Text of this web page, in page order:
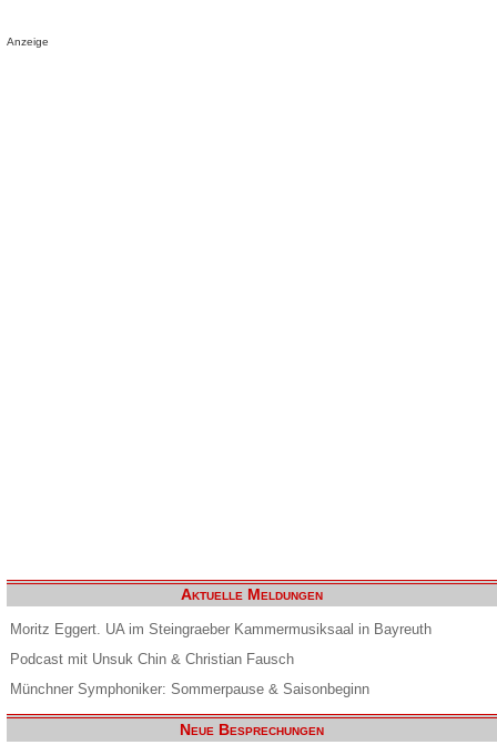
Anzeige
Aktuelle Meldungen
Moritz Eggert. UA im Steingraeber Kammermusiksaal in Bayreuth
Podcast mit Unsuk Chin & Christian Fausch
Münchner Symphoniker: Sommerpause & Saisonbeginn
Neue Besprechungen